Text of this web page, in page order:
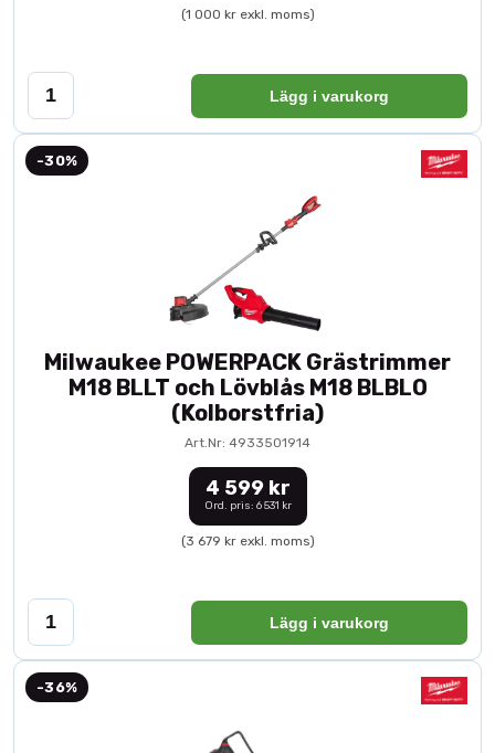
(1 000 kr exkl. moms)
Lägg i varukorg
-30%
Milwaukee POWERPACK Grästrimmer
M18 BLLT och Lövblås M18 BLBLO
(Kolborstfria)
Art.Nr: 4933501914
4 599 kr
Ord. pris: 6 531 kr
(3 679 kr exkl. moms)
Lägg i varukorg
-36%